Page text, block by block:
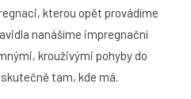
kterou opět provádíme
nanášíme impregnační
krouživými pohyby do
tam, kde má.